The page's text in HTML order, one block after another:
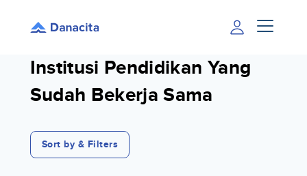
Institusi Pendidikan Yang
Sudah Bekerja Sama
Sort by & Filters